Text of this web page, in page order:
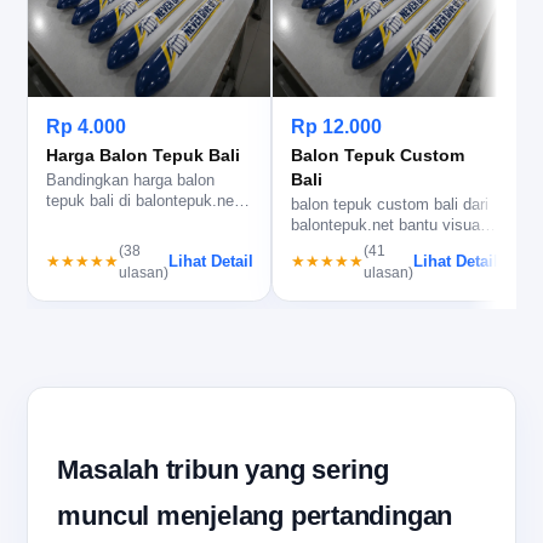
Rp 4.000
Harga Balon Tepuk Bali
Bandingkan harga balon
tepuk bali di balontepuk.net,
★★★★★
(38
ulasan)
Lihat Detail
Rp 12.000
Balon Tepuk Custom
Bali
balon tepuk custom bali dari
balontepuk.net bantu visual
dukungan lebih rapi, lo…
★★★★★
(41
ulasan)
Lihat Detail
Masalah tribun yang sering
muncul menjelang pertandingan